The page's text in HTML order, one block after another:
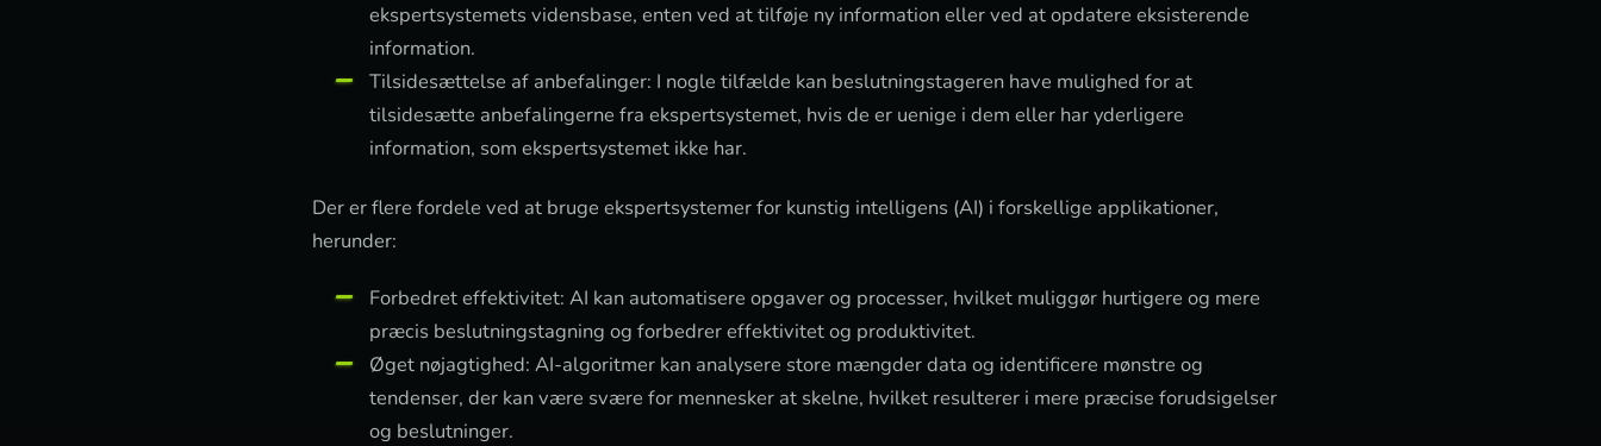
ekspertsystemets vidensbase, enten ved at tilføje ny information eller ved at opdatere eksisterende
information.
Tilsidesættelse af anbefalinger: I nogle tilfælde kan beslutningstageren have mulighed for at
tilsidesætte anbefalingerne fra ekspertsystemet, hvis de er uenige i dem eller har yderligere
information, som ekspertsystemet ikke har.
Der er flere fordele ved at bruge ekspertsystemer for kunstig intelligens (AI) i forskellige applikationer,
herunder:
Forbedret effektivitet: AI kan automatisere opgaver og processer, hvilket muliggør hurtigere og mere
præcis beslutningstagning og forbedrer effektivitet og produktivitet.
Øget nøjagtighed: AI-algoritmer kan analysere store mængder data og identificere mønstre og
tendenser, der kan være svære for mennesker at skelne, hvilket resulterer i mere præcise forudsigelser
og beslutninger.